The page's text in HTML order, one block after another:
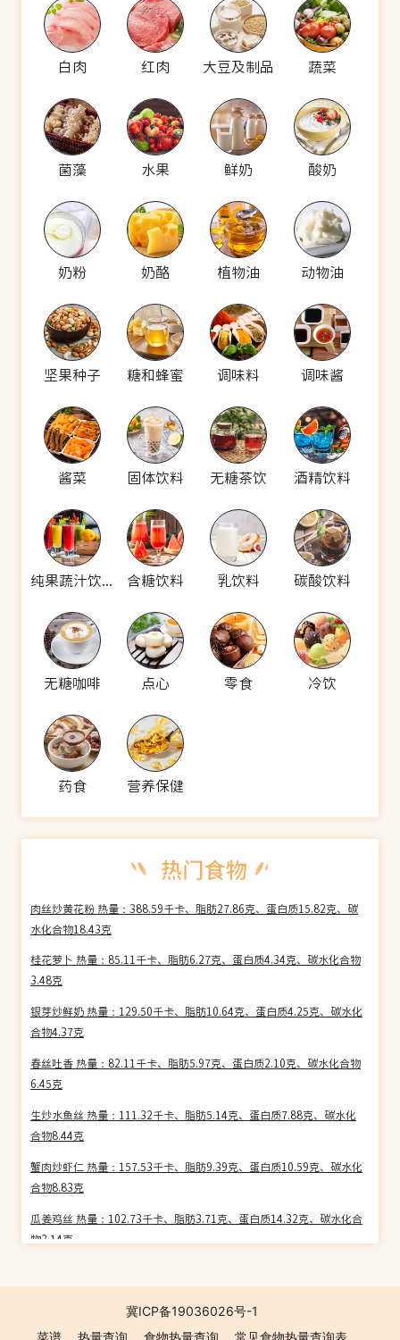
白肉 红肉 大豆及制品 蔬菜
菌藻 水果 鲜奶 酸奶
奶粉 奶酪 植物油 动物油
坚果种子 糖和蜂蜜 调味料 调味酱
酱菜 固体饮料 无糖茶饮 酒精饮料
纯果蔬汁饮料 含糖饮料 乳饮料 碳酸饮料
无糖咖啡 点心 零食 冷饮
药食 营养保健
肉丝炒黄花粉 热量：388.59千卡、脂肪27.86克、蛋白质15.82克、碳
水化合物18.43克
桂花萝卜 热量：85.11千卡、脂肪6.27克、蛋白质4.34克、碳水化合物
3.48克
银芽炒鲜奶 热量：129.50千卡、脂肪10.64克、蛋白质4.25克、碳水化
合物4.37克
春丝吐香 热量：82.11千卡、脂肪5.97克、蛋白质2.10克、碳水化合物
6.45克
生炒水鱼丝 热量：111.32千卡、脂肪5.14克、蛋白质7.88克、碳水化
合物8.44克
蟹肉炒虾仁 热量：157.53千卡、脂肪9.39克、蛋白质10.59克、碳水化
合物8.83克
瓜姜鸡丝 热量：102.73千卡、脂肪3.71克、蛋白质14.32克、碳水化合
物3.14克
合物4.68克
菜远炒土鱿 热量：254.78千卡、脂肪18.09克、蛋白质17.70克、碳水
冀ICP备19036026号-1